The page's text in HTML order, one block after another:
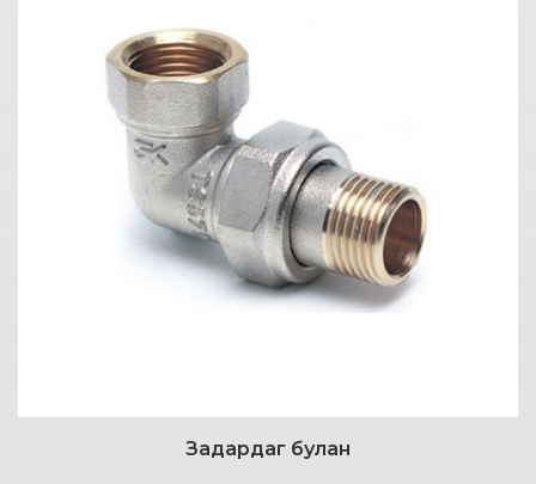
ДэлгэрэнгүйЗадардаг булан